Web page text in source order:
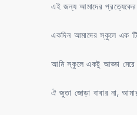
এই জন্য আমাদের প্রত্যেকের
একদিন আমাদের স্কুলে এক
আমি স্কুলে একটু আড্ডা মেরে
ঐ জুতা জোড়া বাবার না,